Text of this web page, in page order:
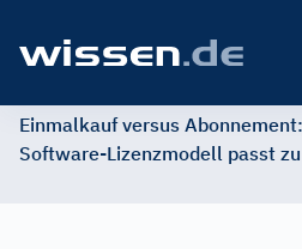
Einmalkauf versus
Software-Lizenzmodell passt